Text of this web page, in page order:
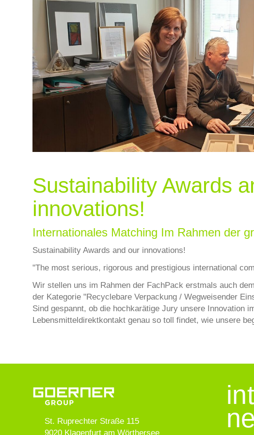
Sustainability Awards
innovations!
Internationales Matching Im Rahmen der
Sustainability Awards and our innovations!
"The most serious, rigorous and prestigious international
Wir stellen uns im Rahmen der FachPack erstmals auch
der Kategorie "Recyclebare Verpackung / Wegweisender
Sind gespannt, ob die hochkarätige Jury unsere Innovation
Lebensmitteldirektkontakt genau so toll findet, wie unsere
St. Ruprechter Straße 115
9020 Klagenfurt am Wörthersee